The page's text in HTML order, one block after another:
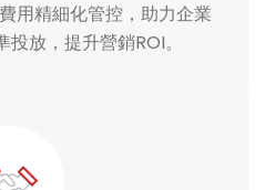
用精細化管控，助力企業
放，提升營銷ROI。